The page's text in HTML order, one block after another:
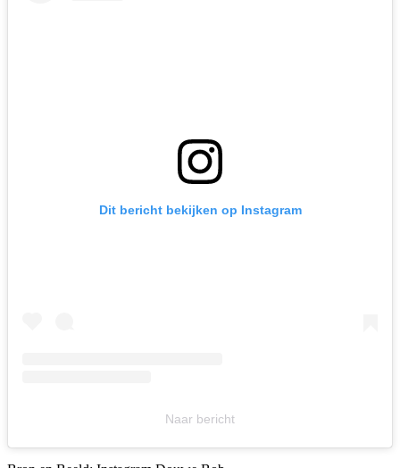
Dit bericht bekijken op Instagram
Naar bericht